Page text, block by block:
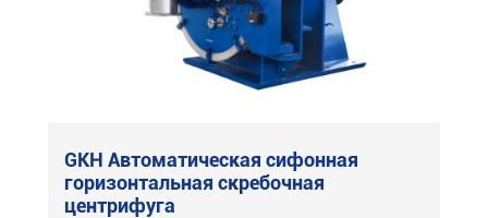
GKH Автоматическая сифонная
горизонтальная скребочная
центрифуга